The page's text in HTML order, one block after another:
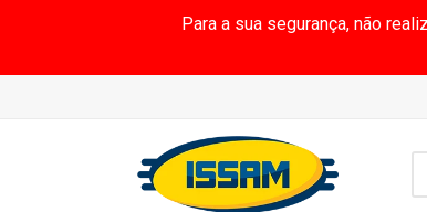
Para a sua segurança, não